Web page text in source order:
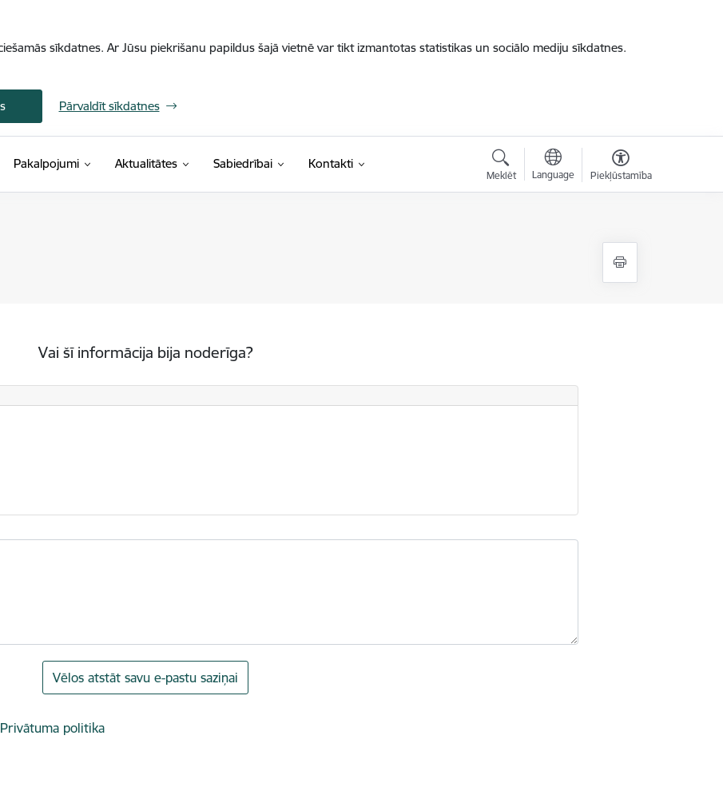
sīkdatnes. Ar Jūsu piekrišanu papildus šajā vietnē var tikt izmantotas statistikas un sociālo mediju sīkdatnes.
Pārvaldīt sīkdatnes
Pakalpojumi Aktualitātes Sabiedrībai Kontakti
Meklēt Language Piekļūstamība
Vai šī informācija bija noderīga?
Vēlos atstāt savu e-pastu saziņai
Privātuma politika